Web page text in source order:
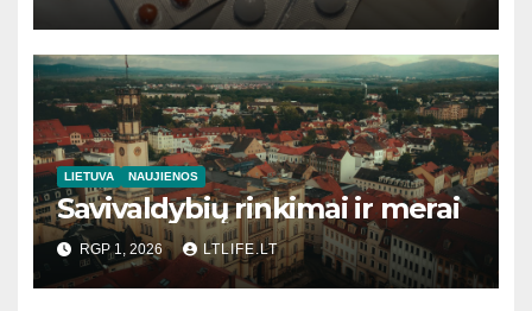
LIETUVA NAUJIENOS
Savivaldybių rinkimai ir merai
RGP 1, 2026 LTLIFE.LT